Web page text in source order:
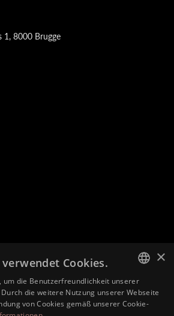
1, 8000 Brugge
DUTCH
ENGLISH
×
Cookies.
um die Benutzerfreundlichkeit unserer
die weitere Nutzung unserer Webseite
von Cookies gemäß unserer Cookie-